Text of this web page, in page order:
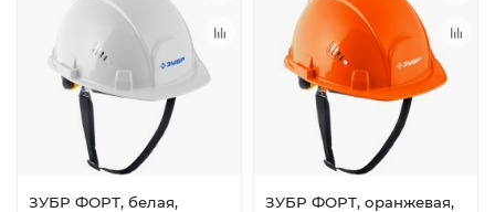
ЗУБР ФОРТ, белая,
ЗУБР ФОРТ, оранжевая,